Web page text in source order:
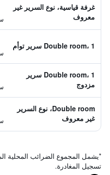
غرفة قياسية، نوع السرير غير
معروف
Double room، 1 سرير توأم
Double room، 1 سرير
مزدوج
Double room، نوع السرير
غير معروف
*يشمل المجموع الضرائب المحلية
تسجيل المغادرة.